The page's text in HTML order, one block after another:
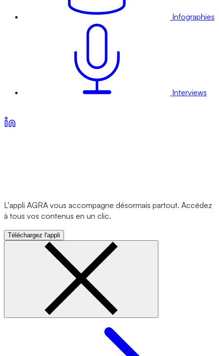
Infographies
Interviews
L'appli AGRA vous accompagne désormais partout. Accédez
à tous vos contenus en un clic.
Téléchargez l'appli